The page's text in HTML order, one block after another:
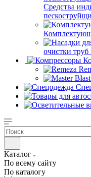
Средства
очистки труб
Каталог
По всему сайту
По каталогу